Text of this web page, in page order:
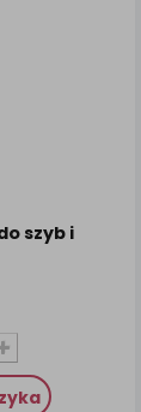
szyb i